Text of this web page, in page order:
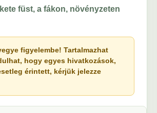
füst, a fákon, növényzeten
figyelembe! Tartalmazhat
hogy egyes hivatkozások,
érintett, kérjük jelezze